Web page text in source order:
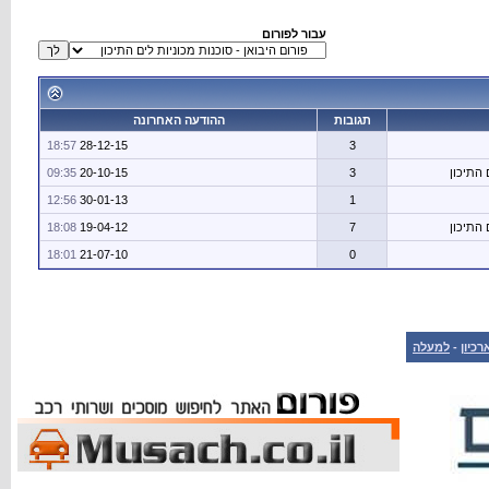
עבור לפורום
תגובות
ההודעה האחרונה
3
28-12-15
18:57
התיכון 3
20-10-15
09:35
1
30-01-13
12:56
התיכון 7
19-04-12
18:08
0
21-07-10
18:01
- למעלה